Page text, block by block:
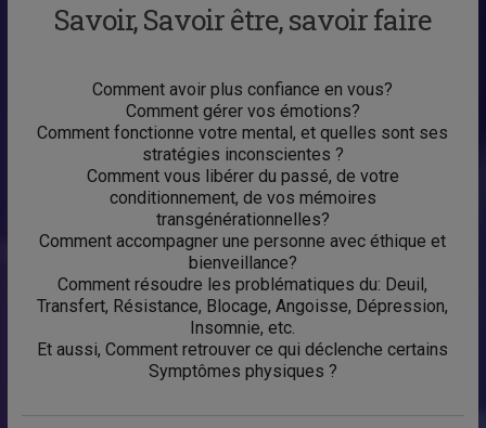
Savoir, Savoir être, savoir faire
Comment avoir plus confiance en vous?
Comment gérer vos émotions?
Comment fonctionne votre mental, et quelles sont ses
stratégies inconscientes ?
Comment vous libérer du passé, de votre
conditionnement, de vos mémoires
transgénérationnelles?
Comment accompagner une personne avec éthique et
bienveillance?
Comment résoudre les problématiques du: Deuil,
Transfert, Résistance, Blocage, Angoisse, Dépression,
Insomnie, etc.
Et aussi, Comment retrouver ce qui déclenche certains
Symptômes physiques ?